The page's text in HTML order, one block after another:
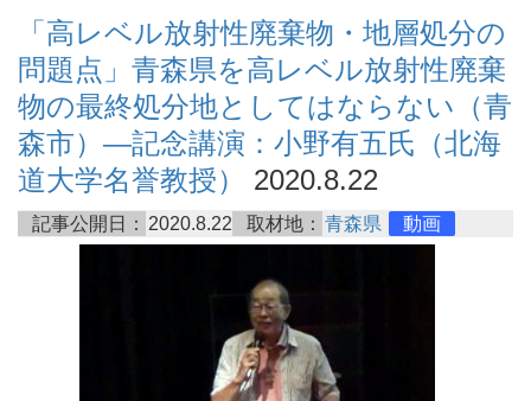
「高レベル放射性廃棄物・地層処分の
問題点」青森県を高レベル放射性廃棄
物の最終処分地としてはならない（青
森市）―記念講演：小野有五氏（北海
道大学名誉教授）
2020.8.22
記事公開日： 2020.8.22 取材地： 青森県 動画